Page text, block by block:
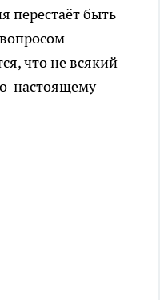
перестаёт быть
что не всякий
настоящему